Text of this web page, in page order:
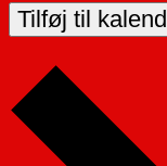
Tilføj til